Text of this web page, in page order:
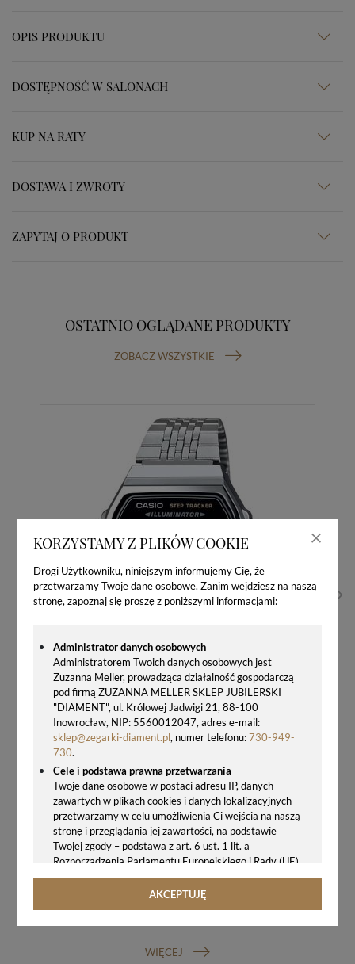
KORZYSTAMY Z PLIKÓW COOKIE
Drogi Użytkowniku, niniejszym informujemy Cię, że
przetwarzamy Twoje dane osobowe. Zanim wejdziesz na naszą
stronę, zapoznaj się proszę z poniższymi informacjami:
Administrator danych osobowych
Administratorem Twoich danych osobowych jest
Zuzanna Meller, prowadząca działalność gospodarczą
pod firmą ZUZANNA MELLER SKLEP JUBILERSKI
"DIAMENT", ul. Królowej Jadwigi 21, 88-100
Inowrocław, NIP: 5560012047, adres e-mail:
sklep@zegarki-diament.pl, numer telefonu:730-949-
730.
Cele i podstawa prawna przetwarzania
Twoje dane osobowe w postaci adresu IP, danych
zawartych w plikach cookies i danych lokalizacyjnych
przetwarzamy w celu umożliwienia Ci wejścia na naszą
stronę i przeglądania jej zawartości, na podstawie
Twojej zgody – podstawa z art. 6 ust. 1 lit. a
Rozporządzenia Parlamentu Europejskiego i Rady (UE)
2016/679 z 27.04.2016 r. w sprawie ochrony osób
fizycznych w związku z przetwarzaniem danych
AKCEPTUJĘ
OPIS PRODUKTU
DOSTĘPNOŚĆ W SALONACH
KUP NA RATY
DOSTAWA I ZWROTY
ZAPYTAJ O PRODUKT
OSTATNIO OGLĄDANE PRODUKTY
ZOBACZ WSZYSTKIE
399,00 zł
WIĘCEJ